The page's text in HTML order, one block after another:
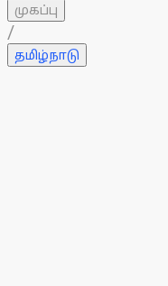
முகப்பு
/
தமிழ்நாடு